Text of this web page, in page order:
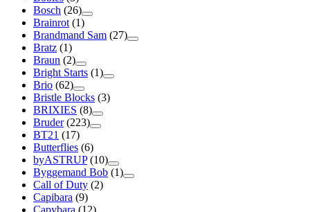
Bosch (26)
Brainrot (1)
Brandmand Sam (27)
Bratz (1)
Braun (2)
Bright Starts (1)
Brio (62)
Bristle Blocks (3)
BRIXIES (8)
Bruder (223)
BT21 (17)
Butterflies (6)
byASTRUP (10)
Byggemand Bob (1)
Call of Duty (2)
Capibara (9)
Capybara (12)